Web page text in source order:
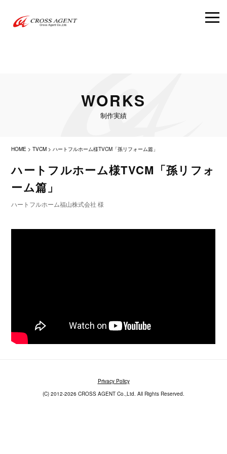
WORKS
制作実績
HOME >TVCM >ハートフルホーム様TVCM「孫リフォーム篇」
ハートフルホーム様TVCM「孫リフォ
ーム篇」
ハートフルホーム福山株式会社 様
Privacy Policy
(C) 2012-2026 CROSS AGENT Co.,Ltd. All Rights Reserved.